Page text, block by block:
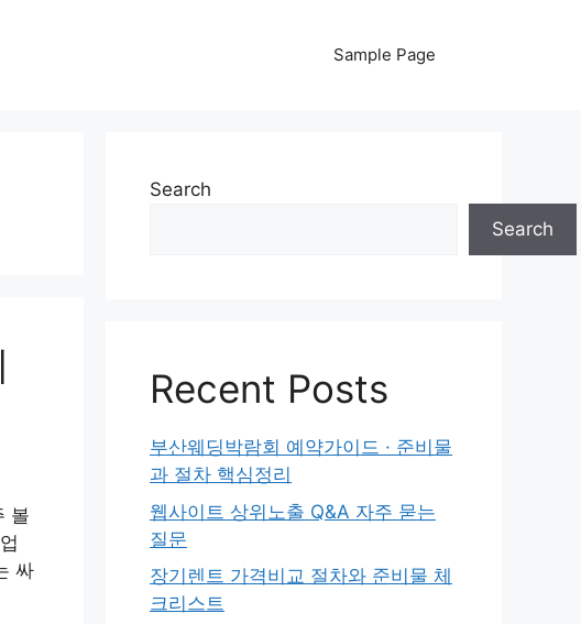
Sample Page
볼
싸
Search
Search
Recent Posts
부산웨딩박람회 예약가이드 · 준비물
과 절차 핵심정리
웹사이트 상위노출 Q&A 자주 묻는
질문
장기렌트 가격비교 절차와 준비물 체
크리스트